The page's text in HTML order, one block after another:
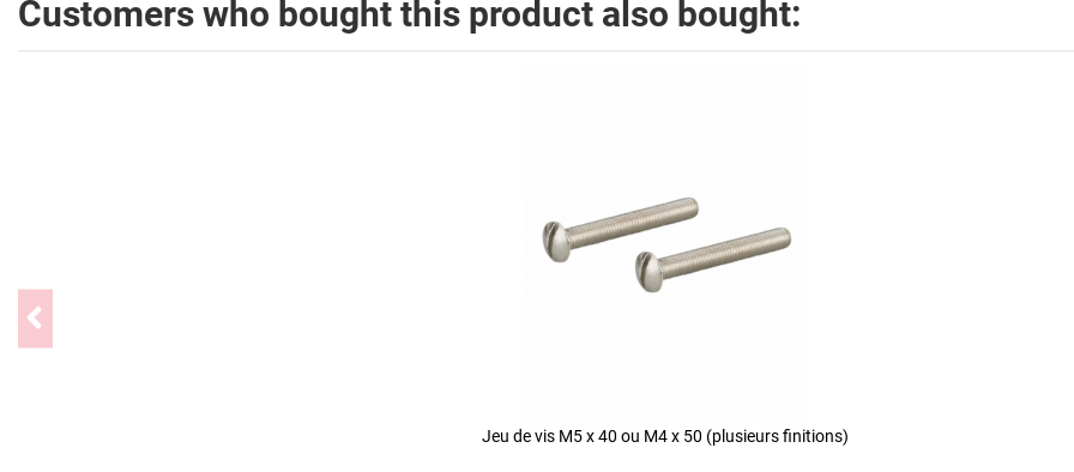
Customers who bought this product also bought:
Jeu de vis M5 x 40 ou M4 x 50 (plusieurs finitions)